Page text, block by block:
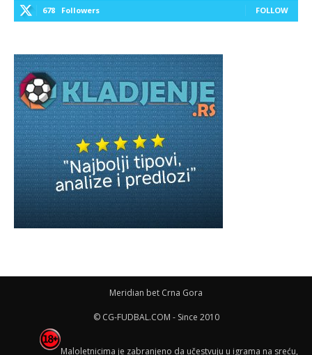
678 Followers FOLLOW
Meridian bet Crna Gora
© CG-FUDBAL.COM - Since 2010
Maloletnicima je zabranjeno da učestvuju u igrama na sreću,